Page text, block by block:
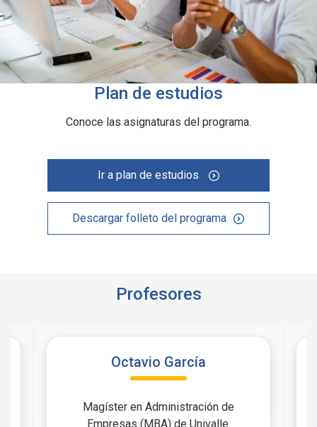
Plan de estudios
Conoce las asignaturas del programa.
Ir a plan de estudios
Descargar folleto del programa
Profesores
Octavio García
Magíster en Administración de
Empresas (MBA) de Univalle.